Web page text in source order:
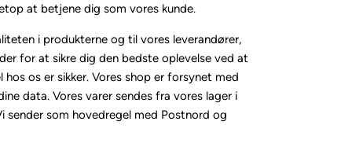
at betjene dig som vores kunde.
i produkterne og til vores leverandører,
for at sikre dig den bedste oplevelse ved at
hos os er sikker. Vores shop er forsynet med
data. Vores varer sendes fra vores lager i
sender som hovedregel med Postnord og